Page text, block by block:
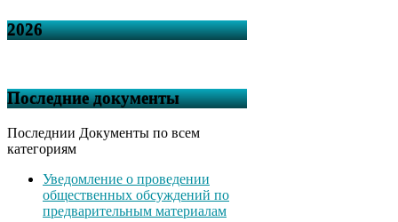
2026
Последние документы
Последнии Документы по всем
категориям
Уведомление о проведении
общественных обсуждений по
предварительным материалам